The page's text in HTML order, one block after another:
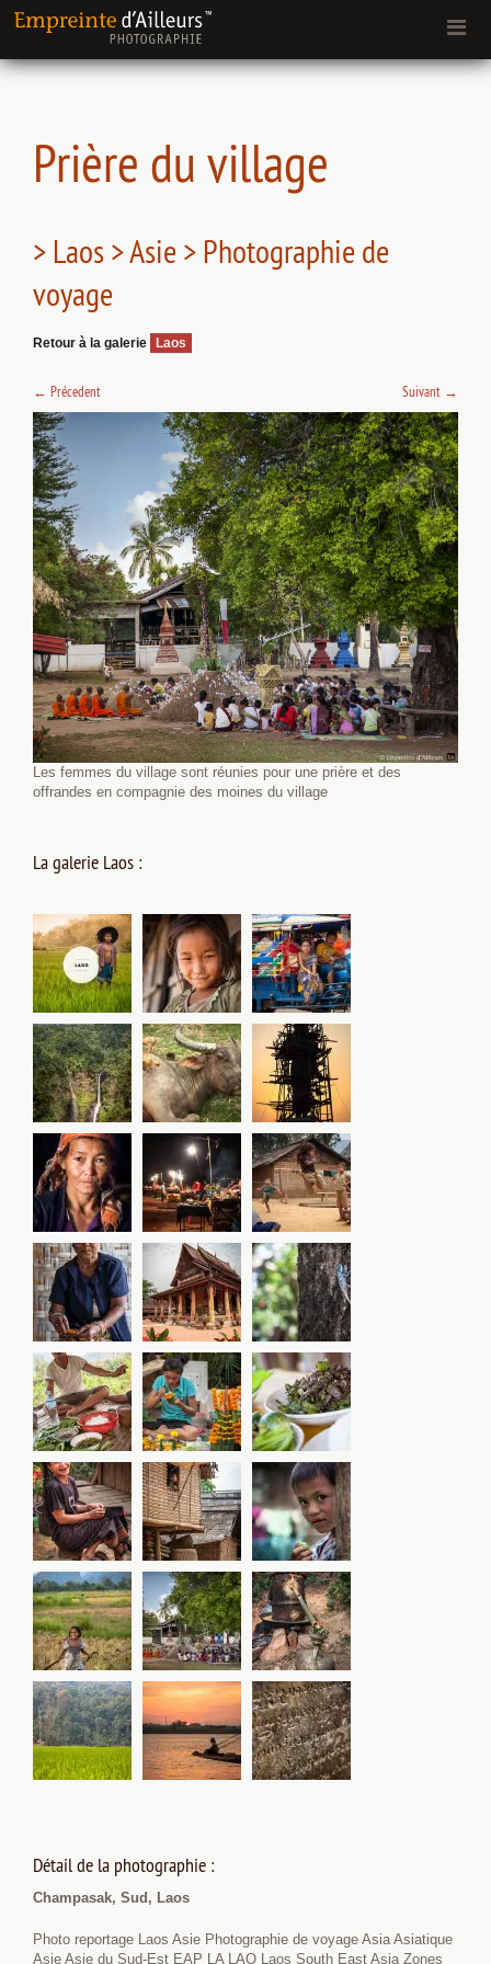
Prière du village
> Laos > Asie > Photographie de
voyage
Retour à la galerie Laos
← Précedent Suivant →
Les femmes du village sont réunies pour une prière et des
offrandes en compagnie des moines du village
La galerie Laos :
Détail de la photographie :
Champasak, Sud, Laos
Photo reportage Laos Asie Photographie de voyage Asia Asiatique
Asie Asie du Sud-Est EAP LA LAO Laos South East Asia Zones